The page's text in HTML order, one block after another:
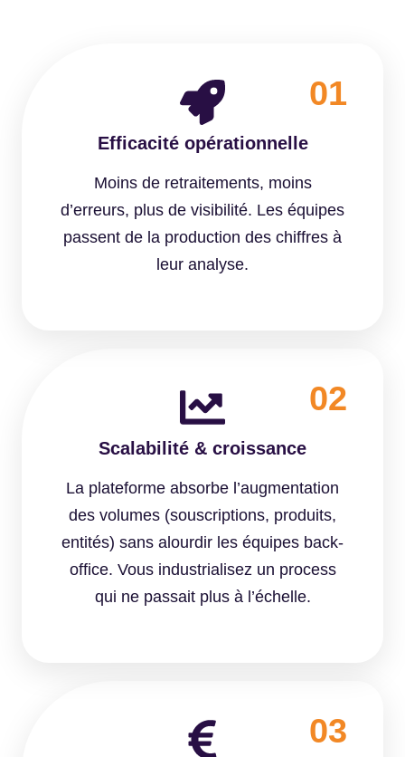
01
Efficacité opérationnelle
Moins de retraitements, moins
d’erreurs, plus de visibilité. Les équipes
passent de la production des chiffres à
leur analyse.
02
Scalabilité & croissance
La plateforme absorbe l’augmentation
des volumes (souscriptions, produits,
entités) sans alourdir les équipes back-
office. Vous industrialisez un process
qui ne passait plus à l’échelle.
03